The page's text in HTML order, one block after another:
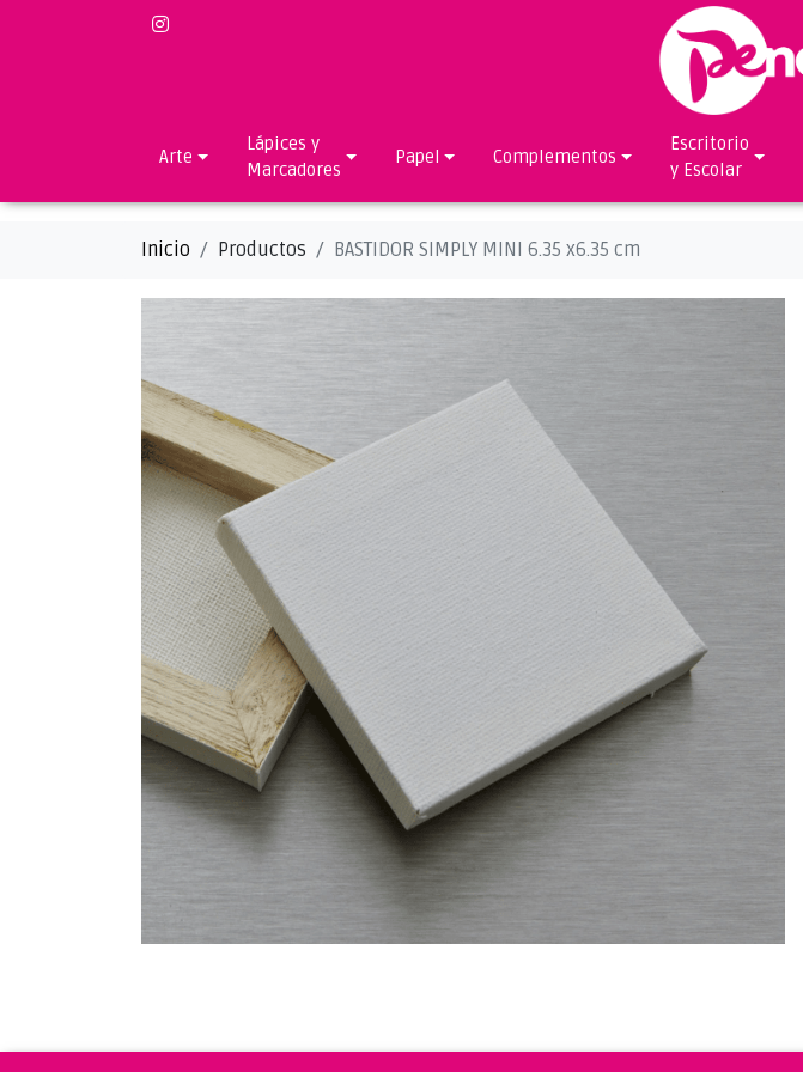
Arte
Lápices y
Marcadores
Papel Complementos
Escritorio
y Escolar
Inicio Productos BASTIDOR SIMPLY MINI 6.35 x6.35 cm